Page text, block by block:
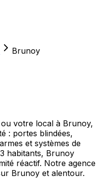
Brunoy
votre local à Brunoy,
: portes blindées,
et systèmes de
habitants, Brunoy
réactif. Notre agence
Brunoy et alentour.